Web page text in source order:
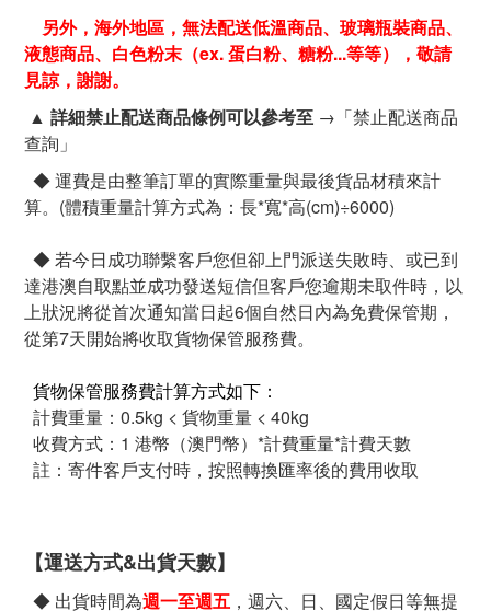
另外，海外地區，無法配送低溫商品、玻璃瓶裝商品、
液態商品、白色粉末（ex. 蛋白粉、糖粉...等等），敬請
見諒，謝謝。
▲ 詳細禁止配送商品條例可以參考至 → 「禁止配送商品
查詢 」
◆ 運費是由整筆訂單的實際重量與最後貨品材積來計
算。(體積重量計算方式為：長*寬*高(cm)÷6000)
◆ 若今日成功聯繫客戶您但卻上門派送失敗時、或已到
達港澳自取點並成功發送短信但客戶您逾期未取件時，以
上狀況將從首次通知當日起6個自然日內為免費保管期，
從第7天開始將收取貨物保管服務費。
貨物保管服務費計算方式如下：
計費重量：0.5kg < 貨物重量 < 40kg
收費方式：1 港幣（澳門幣）*計費重量*計費天數
註：寄件客戶支付時，按照轉換匯率後的費用收取
【運送方式&出貨天數】
◆ 出貨時間為週一至週五 ，週六、日、國定假日等無提